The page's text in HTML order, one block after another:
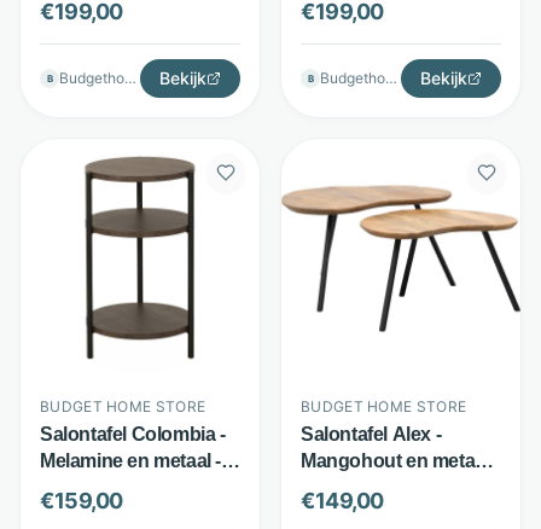
Bruin - Budget Home
Store
€199,00
B Budgethomestore Bekijk
Budget Home Store
€199,00
B Budgethomestore Bekijk
BUDGET HOME STORE
Salontafel Colombia -
Melamine en metaal - 3
ronde tafelbladen -
Bruin - Budget Home
€159,00
BUDGET HOME STORE
Salontafel Alex -
Mangohout en metaal -
Set van 2 - Bruin -
Budget Home Store
€149,00